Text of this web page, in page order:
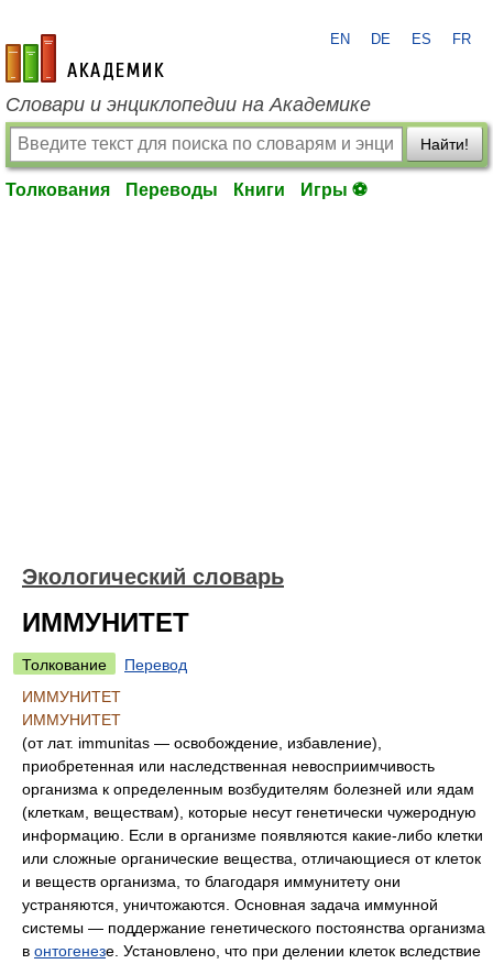
academic.ru
EN DE ES FR
Словари и энциклопедии на Академике
Найти!
Толкования Переводы Книги Игры ⚽
Экологический словарь
ИММУНИТЕТ
Толкование
Перевод
ИММУНИТЕТ
ИММУНИТЕТ
(от лат. immunitas — освобождение, избавление),
приобретенная или наследственная невосприимчивость
организма к определенным возбудителям болезней или ядам
(клеткам, веществам), которые несут генетически чужеродную
информацию. Если в организме появляются какие-либо клетки
или сложные органические вещества, отличающиеся от клеток
и веществ организма, то благодаря иммунитету они
устраняются, уничтожаются. Основная задача иммунной
системы — поддержание генетического постоянства организма
в онтогенезе. Установлено, что при делении клеток вследствие